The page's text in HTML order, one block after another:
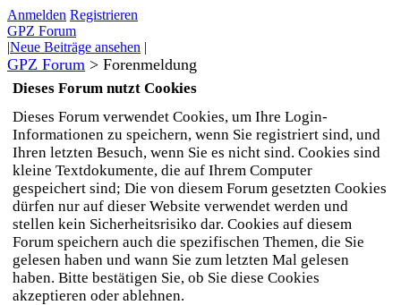
Anmelden Registrieren
GPZ Forum
|Neue Beiträge ansehen |
GPZ Forum > Forenmeldung
Dieses Forum nutzt Cookies
Dieses Forum verwendet Cookies, um Ihre Login-
Informationen zu speichern, wenn Sie registriert sind, und
Ihren letzten Besuch, wenn Sie es nicht sind. Cookies sind
kleine Textdokumente, die auf Ihrem Computer
gespeichert sind; Die von diesem Forum gesetzten Cookies
dürfen nur auf dieser Website verwendet werden und
stellen kein Sicherheitsrisiko dar. Cookies auf diesem
Forum speichern auch die spezifischen Themen, die Sie
gelesen haben und wann Sie zum letzten Mal gelesen
haben. Bitte bestätigen Sie, ob Sie diese Cookies
akzeptieren oder ablehnen.